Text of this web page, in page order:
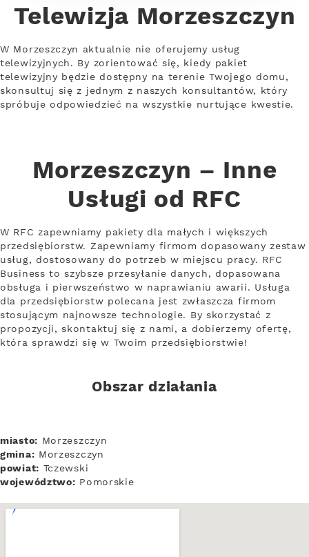
Telewizja Morzeszczyn
W Morzeszczyn aktualnie nie oferujemy usług
telewizyjnych. By zorientować się, kiedy pakiet
telewizyjny będzie dostępny na terenie Twojego domu,
skonsultuj się z jednym z naszych konsultantów, który
spróbuje odpowiedzieć na wszystkie nurtujące kwestie.
Morzeszczyn – Inne
Usługi od RFC
W RFC zapewniamy pakiety dla małych i większych
przedsiębiorstw. Zapewniamy firmom dopasowany zestaw
usług, dostosowany do potrzeb w miejscu pracy. RFC
Business to szybsze przesyłanie danych, dopasowana
obsługa i pierwszeństwo w naprawianiu awarii. Usługa
dla przedsiębiorstw polecana jest zwłaszcza firmom
stosującym najnowsze technologie. By skorzystać z
propozycji, skontaktuj się z nami, a dobierzemy ofertę,
która sprawdzi się w Twoim przedsiębiorstwie!
Obszar działania
miasto: Morzeszczyn
gmina: Morzeszczyn
powiat: Tczewski
województwo: Pomorskie